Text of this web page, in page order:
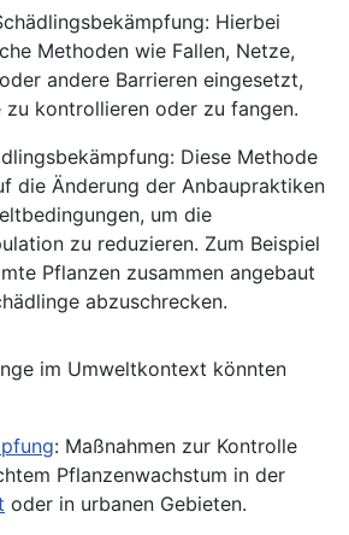
Hierbei
Methoden wie Fallen, Netze,
andere Barrieren eingesetzt,
zu kontrollieren oder zu fangen.
Diese Methode
die Änderung der Anbaupraktiken
um die
zu reduzieren. Zum Beispiel
Pflanzen zusammen angebaut
abzuschrecken.
im Umweltkontext könnten
: Maßnahmen zur Kontrolle
Pflanzenwachstum in der
oder in urbanen Gebieten.